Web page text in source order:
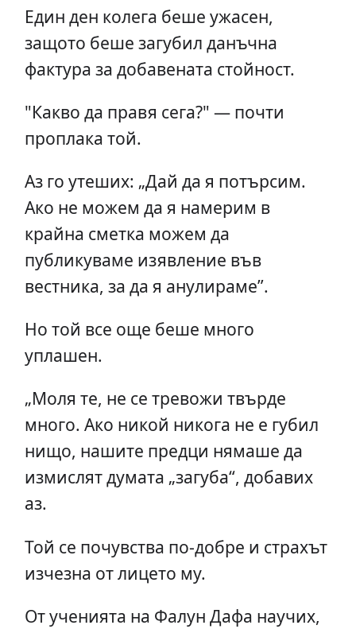
Един ден колега беше ужасен,
защото беше загубил данъчна
фактура за добавената стойност.
"Какво да правя сега?" — почти
проплака той.
Аз го утеших: „Дай да я потърсим.
Ако не можем да я намерим в
крайна сметка можем да
публикуваме изявление във
вестника, за да я анулираме”.
Но той все още беше много
уплашен.
„Моля те, не се тревожи твърде
много. Ако никой никога не е губил
нищо, нашите предци нямаше да
измислят думата „загуба“, добавих
аз.
Той се почувства по-добре и страхът
изчезна от лицето му.
От ученията на Фалун Дафа научих,